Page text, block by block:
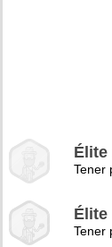
Élite
Tener
Élite
Tener